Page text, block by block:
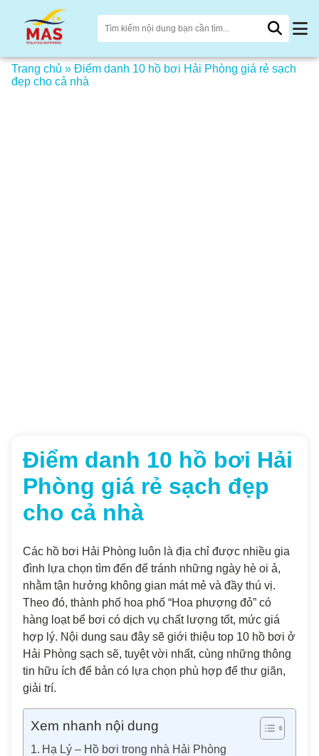
Trang chủ » Điểm danh 10 hồ bơi Hải Phòng giá rẻ sạch
đẹp cho cả nhà
Điểm danh 10 hồ bơi Hải
Phòng giá rẻ sạch đẹp
cho cả nhà
Các hồ bơi Hải Phòng luôn là địa chỉ được nhiều gia
đình lựa chọn tìm đến để tránh những ngày hè oi ả,
nhằm tận hưởng không gian mát mẻ và đầy thú vị.
Theo đó, thành phố hoa phố “Hoa phượng đỏ” có
hàng loạt bể bơi có dịch vụ chất lượng tốt, mức giá
hợp lý. Nội dung sau đây sẽ giới thiệu top 10 hồ bơi ở
Hải Phòng sạch sẽ, tuyệt vời nhất, cùng những thông
tin hữu ích để bản có lựa chọn phù hợp để thư giãn,
giải trí.
Xem nhanh nội dung
Hạ Lý – Hồ bơi trong nhà Hải Phòng